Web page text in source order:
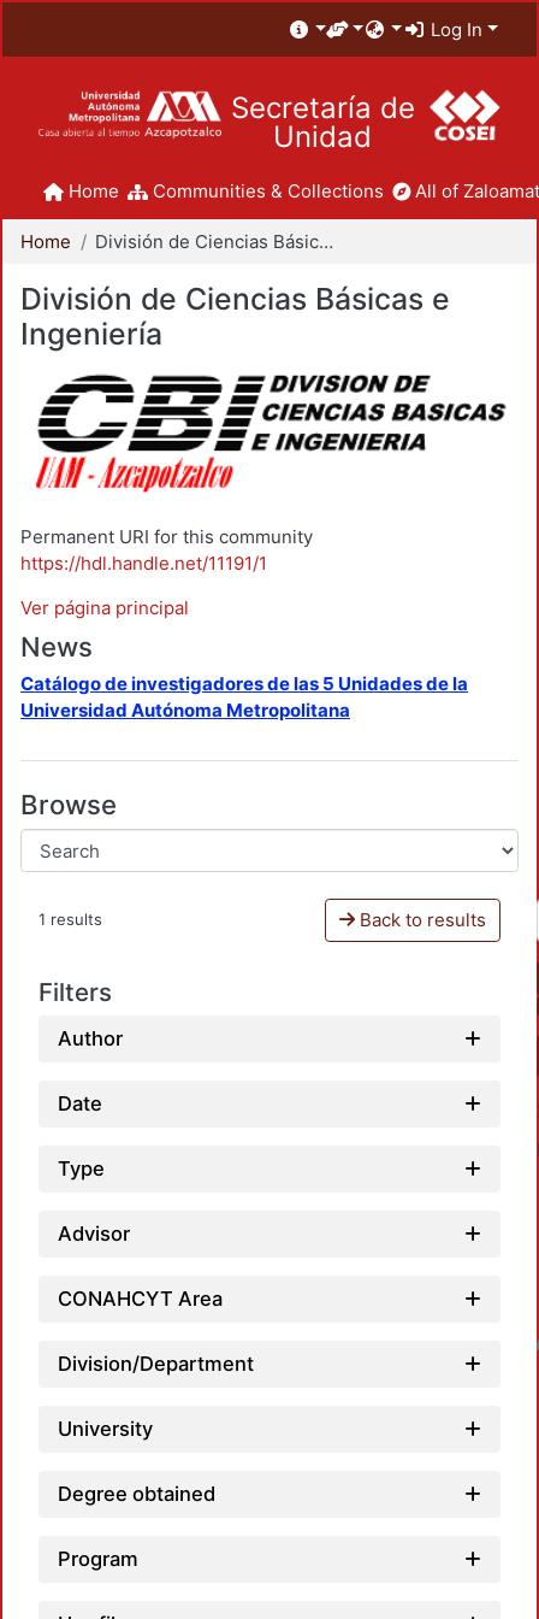
Log In
Secretaría de
Unidad
Home Communities & Collections All of
Home División de Ciencias Básicas e Ingeniería
División de Ciencias Básicas e
Ingeniería
Permanent URI for this community
https://hdl.handle.net/11191/1
Ver página principal
News
Catálogo de investigadores de las 5 Unidades de la
Universidad Autónoma Metropolitana
Browse
1 results Back to results
Filters
Author
Date
Type
Advisor
CONAHCYT Area
Division/Department
University
Degree obtained
Program